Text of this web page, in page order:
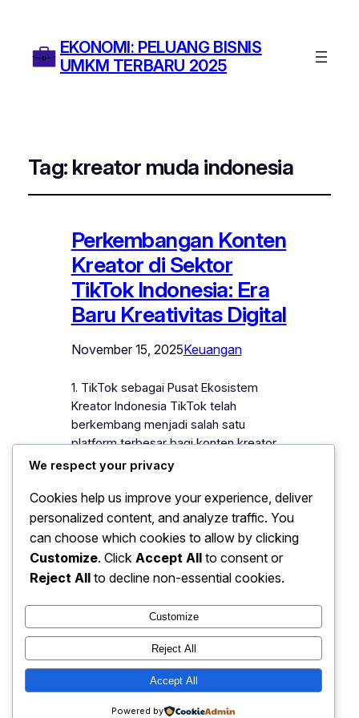
EKONOMI: PELUANG BISNIS
UMKM TERBARU 2025
Tag: kreator muda indonesia
Perkembangan Konten
Kreator di Sektor
TikTok Indonesia: Era
Baru Kreativitas Digital
November 15, 2025Keuangan
1. TikTok sebagai Pusat Ekosistem
Kreator Indonesia TikTok telah
berkembang menjadi salah satu
platform terbesar bagi konten kreator
di Indonesia. Sejak melonjaknya tren
ini bukan hanya sekadar tempat
hiburan, tetapi juga mesin distribusi
konten yang sangat kuat. Format video
singkat membuat TikTok mudah
diakses dan disukai berbagai kalangan.
Ekonomi: Peluang Bisnis UMKM
Terbaru 2025
Instagram
X
We respect your privacy
Cookies help us improve your experience, deliver
personalized content, and analyze traffic. You
can choose which cookies to allow by clicking
Customize. Click Accept All to consent or
Reject All to decline non-essential cookies.
Customize
Reject All
Accept All
Powered by